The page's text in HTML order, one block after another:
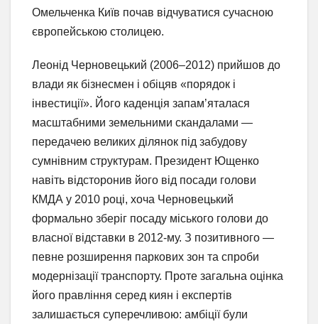
Омельченка Київ почав відчуватися сучасною
європейською столицею.
Леонід Черновецький (2006–2012) прийшов до
влади як бізнесмен і обіцяв «порядок і
інвестиції». Його каденція запам’яталася
масштабними земельними скандалами —
передачею великих ділянок під забудову
сумнівним структурам. Президент Ющенко
навіть відсторонив його від посади голови
КМДА у 2010 році, хоча Черновецький
формально зберіг посаду міського голови до
власної відставки в 2012-му. З позитивного —
певне розширення паркових зон та спроби
модернізації транспорту. Проте загальна оцінка
його правління серед киян і експертів
залишається суперечливою: амбіції були